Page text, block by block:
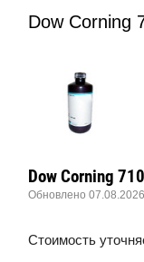
Dow Corning
Dow Corning
Обновлено
Стоимость